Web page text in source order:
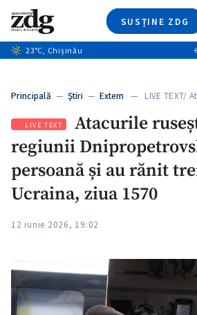
SUSȚINE ZDG
+13
Caută
23°C, Chișinău
Principală — Ştiri — Extern — LIVE TEXT/
LIVE TEXT
Atacurile
regiunii
persoană și au rănit
Ucraina, ziua 1570
12 iunie 2026, 19:02